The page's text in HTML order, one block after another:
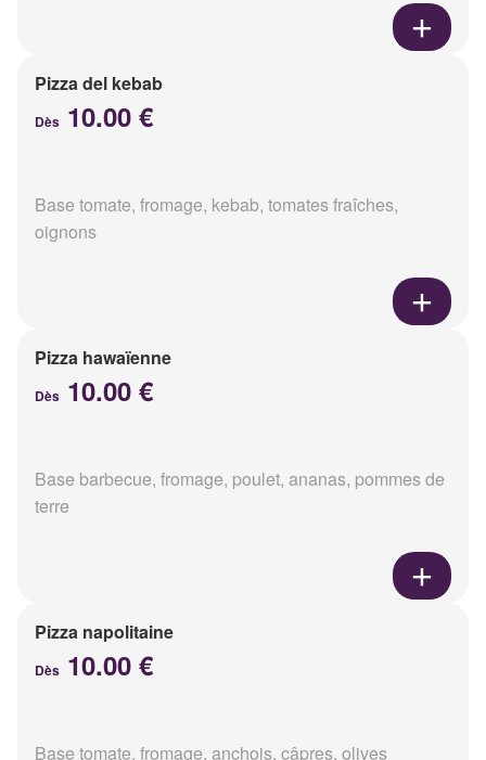
Pizza del kebab
Dès 10.00 €
Base tomate, fromage, kebab, tomates fraîches,
oignons
Pizza hawaïenne
Dès 10.00 €
Base barbecue, fromage, poulet, ananas, pommes de
terre
Pizza napolitaine
Dès 10.00 €
Base tomate, fromage, anchois, câpres, olives